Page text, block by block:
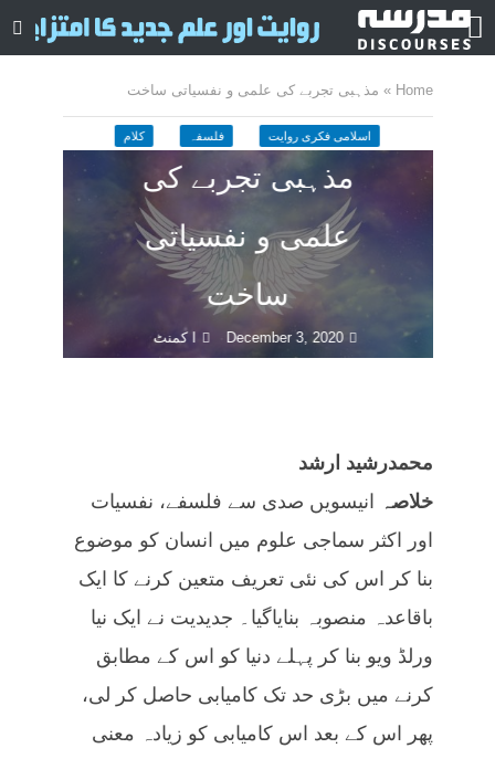
Home
» مذہبی تجربے کی علمی و نفسیاتی ساخت
اسلامی فکری روایت فلسفہ کلام
مذہبی تجربے کی
علمی و نفسیاتی
ساخت
December 3, 2020
ا کمنٹ
محمدرشید ارشد
خلاصہ
انیسویں صدی سے فلسفے، نفسیات
اور اکثر سماجی علوم میں انسان کو موضوع
بنا کر اس کی نئی تعریف متعین کرنے کا ایک
باقاعدہ منصوبہ بنایاگیا۔ جدیدیت نے ایک نیا
ورلڈ ویو بنا کر پہلے دنیا کو اس کے مطابق
کرنے میں بڑی حد تک کامیابی حاصل کر لی،
پھر اس کے بعد اس کامیابی کو زیادہ معنی